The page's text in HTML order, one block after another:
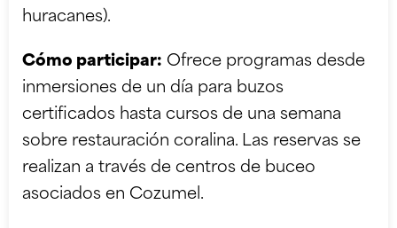
huracanes).
Cómo participar: Ofrece programas desde
inmersiones de un día para buzos
certificados hasta cursos de una semana
sobre restauración coralina. Las reservas se
realizan a través de centros de buceo
asociados en Cozumel.